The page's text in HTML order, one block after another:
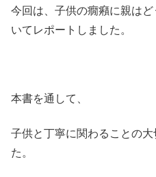
今回は、子供の癇癪に親は
いてレポートしました。
本書を通して、
子供と丁寧に関わることの
た。